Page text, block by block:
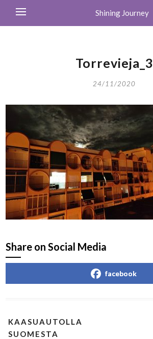
Shining Journey
Torrevieja_3
24/11/2020
Share on Social Media
facebook
KAASUAUTOLLA
SUOMESTA